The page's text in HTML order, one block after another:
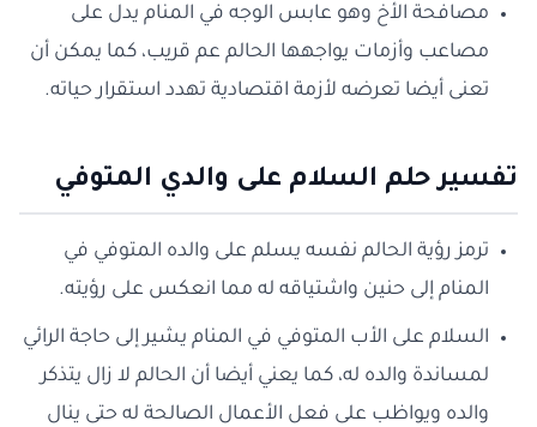
مصافحة الأخ وهو عابس الوجه في المنام يدل على
مصاعب وأزمات يواجهها الحالم عم قريب، كما يمكن أن
تعنى أيضا تعرضه لأزمة اقتصادية تهدد استقرار حياته.
تفسير حلم السلام على والدي المتوفي
ترمز رؤية الحالم نفسه يسلم على والده المتوفي في
المنام إلى حنين واشتياقه له مما انعكس على رؤيته.
السلام على الأب المتوفي في المنام يشير إلى حاجة الرائي
لمساندة والده له، كما يعني أيضا أن الحالم لا زال يتذكر
والده ويواظب على فعل الأعمال الصالحة له حتى ينال